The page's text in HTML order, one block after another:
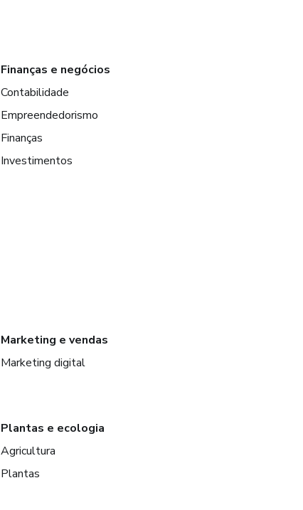
Finanças e negócios
Contabilidade
Empreendedorismo
Finanças
Investimentos
Marketing e vendas
Marketing digital
Plantas e ecologia
Agricultura
Plantas